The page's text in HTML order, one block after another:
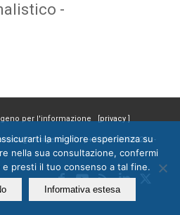
-
per l'informazione [ privacy
| +39.06.92958025 -
la migliore esperienza su
nella sua consultazione, confermi
presti il tuo consenso a tal fine.
Informativa estesa